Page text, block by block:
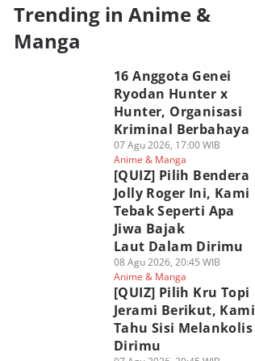
Trending in Anime &
Manga
16 Anggota Genei
Ryodan Hunter x
Hunter, Organisasi
Kriminal Berbahaya
07 Agu 2026, 17:00 WIB
Anime & Manga
[QUIZ] Pilih Bendera
Jolly Roger Ini, Kami
Tebak Seperti Apa
Jiwa Bajak
Laut Dalam Dirimu
08 Agu 2026, 20:45 WIB
Anime & Manga
[QUIZ] Pilih Kru Topi
Jerami Berikut, Kami
Tahu Sisi Melankolis
Dirimu